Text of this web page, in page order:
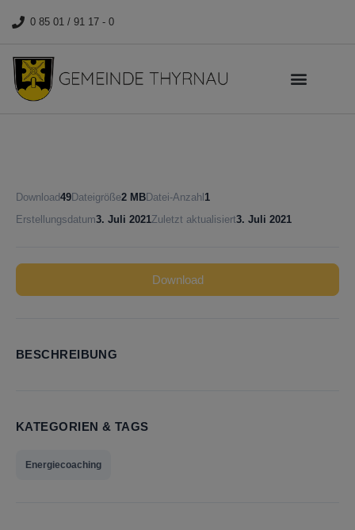
0 85 01 / 91 17 - 0
Download49Dateigröße2 MBDatei-Anzahl 1
Erstellungsdatum3. Juli 2021Zuletzt aktualisiert3. Juli 2021
Download
BESCHREIBUNG
KATEGORIEN & TAGS
Energiecoaching